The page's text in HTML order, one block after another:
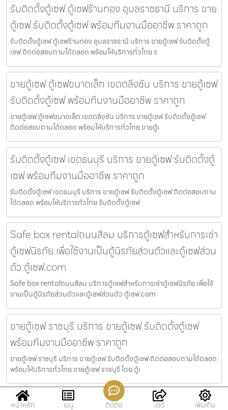
รับติดตั้งตู้เซฟ ตู้เซฟร้านทอง อุบลราชธานี บริการ ขาย
ตู้เซฟ รับติดตั้งตู้เซฟ พร้อมทีมงานมืออาชีพ ราคาถูก
รับติดตั้งตู้เซฟ ตู้เซฟร้านทอง อุบลราชธานี บริการ ขายตู้เซฟ รับติดตั้งตู้
เซฟ ติดต่อสอบถามได้ตลอด พร้อมให้บริการทั่วไทย ร
ขายตู้เซฟ ตู้เซฟขนาดเล็ก เขตตลิ่งชัน บริการ ขายตู้เซฟ
รับติดตั้งตู้เซฟ พร้อมทีมงานมืออาชีพ ราคาถูก
ขายตู้เซฟ ตู้เซฟขนาดเล็ก เขตตลิ่งชัน บริการ ขายตู้เซฟ รับติดตั้งตู้เซฟ
ติดต่อสอบถามได้ตลอด พร้อมให้บริการทั่วไทย ขายตู้เ
รับติดตั้งตู้เซฟ เขตธนบุรี บริการ ขายตู้เซฟ รับติดตั้งตู้
เซฟ พร้อมทีมงานมืออาชีพ ราคาถูก
รับติดตั้งตู้เซฟ เขตธนบุรี บริการ ขายตู้เซฟ รับติดตั้งตู้เซฟ ติดต่อสอบถาม
ได้ตลอด พร้อมให้บริการทั่วไทย รับติดตั้งตู้เซฟ
Safe box rentalถนนสีลม บริการตู้เซฟสำหรับการเช่า
ตู้เซฟนิรภัย เพื่อใช้งานเป็นตู้นิรภัยส่วนตัวและตู้เซฟส่วน
ตัว ตู้เซฟ.com
Safe box rentalถนนสีลม บริการตู้เซฟสำหรับการเช่าตู้เซฟนิรภัย เพื่อใช้
งานเป็นตู้นิรภัยส่วนตัวและตู้เซฟส่วนตัว ตู้เซฟ.com
ขายตู้เซฟ ราชบุรี บริการ ขายตู้เซฟ รับติดตั้งตู้เซฟ
พร้อมทีมงานมืออาชีพ ราคาถูก
ขายตู้เซฟ ราชบุรี บริการ ขายตู้เซฟ รับติดตั้งตู้เซฟ ติดต่อสอบถามได้ตลอด
พร้อมให้บริการทั่วไทย ขายตู้เซฟ ราชบุรี โดย ตู้เ
ขายตู้เซฟ ตู้เซฟร้านทอง เขตวังทองหลาง บริการ ขายตู้
หน้าหลัก เมนู ติดต่อ แชร์ เพิ่มเติม